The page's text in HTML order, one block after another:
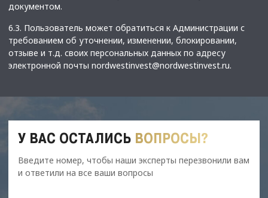
документом.
6.3. Пользователь может обратиться к Администрации с
требованием об уточнении, изменении, блокировании,
отзыве и т.д. своих персональных данных по адресу
электронной почты nordwestinvest@nordwestinvest.ru.
У ВАС ОСТАЛИСЬ ВОПРОСЫ?
Введите номер, чтобы наши эксперты перезвонили вам
и ответили на все ваши вопросы